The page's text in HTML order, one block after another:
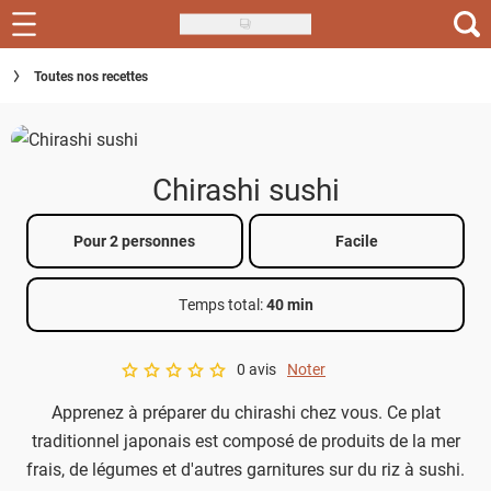
Skip
to
main
Recettes
Inspirations
Menu de la semaine
Actus
Téléchargez l'app Saveurs Recettes
Guide d'achat
Toutes nos recettes
Chirashi sushi
Pour 2 personnes Facile
Temps total:40 min
A star rating of 0 out of 5.
0 avis Noter
Apprenez à préparer du chirashi chez vous. Ce plat
traditionnel japonais est composé de produits de la mer
frais, de légumes et d'autres garnitures sur du riz à sushi.